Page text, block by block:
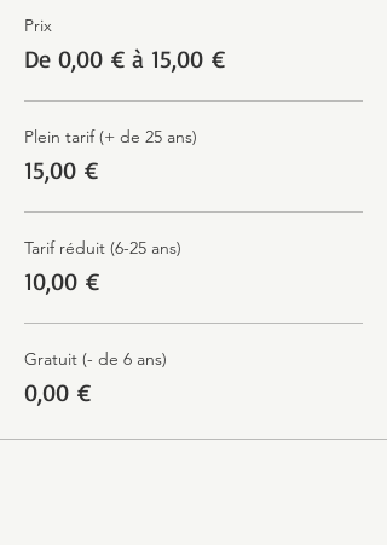
Prix
De 0,00 € à 15,00 €
Plein tarif (+ de 25 ans)
15,00 €
Tarif réduit (6-25 ans)
10,00 €
Gratuit (- de 6 ans)
0,00 €